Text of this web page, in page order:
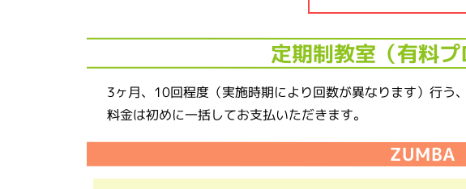
定期制教室（有料プ
3ヶ月、10回程度（実施時期により回数が異なります）行う
料金は初めに一括してお支払いただきます。
ZUMBA